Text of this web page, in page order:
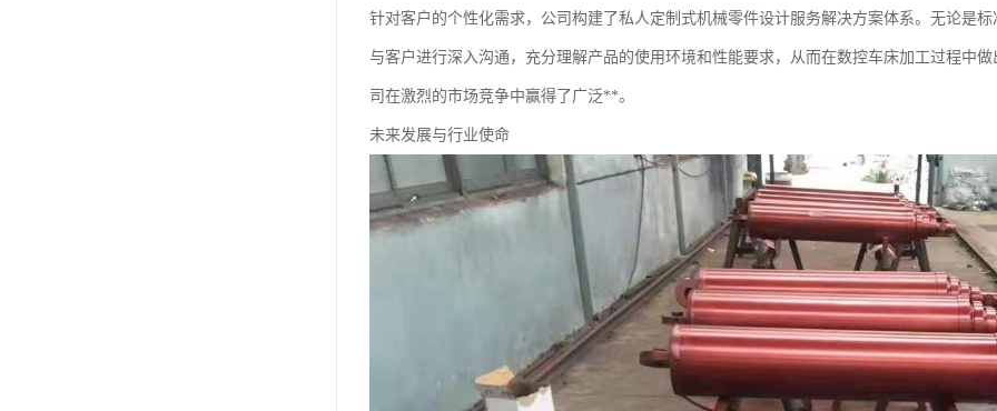
针对客户的个性化需求，公司构建了私人定制式机械零件设计服务解决方案体系。无论是
与客户进行深入沟通，充分理解产品的使用环境和性能要求，从而在数控车床加工过程中
司在激烈的市场竞争中赢得了广泛**。
未来发展与行业使命